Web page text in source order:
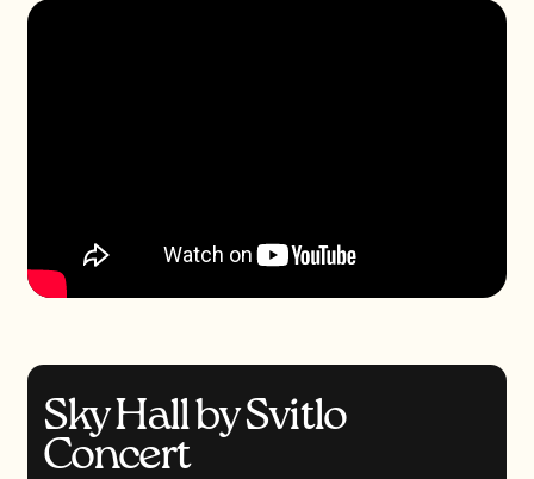
Sky Hall by Svitlo
Concert